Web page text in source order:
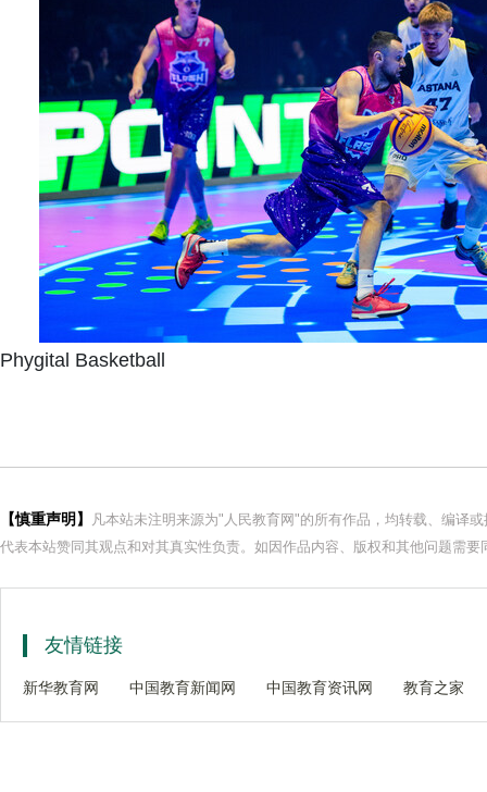
Phygital Basketball
【慎重声明】
凡本站未注明来源为"人民教育网"的所有作品，均转载、编译
代表本站赞同其观点和对其真实性负责。如因作品内容、版权和其他问题需
友情链接
新华教育网 中国教育新闻网 中国教育资讯网 教育之家